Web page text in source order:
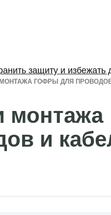
ГОФРЫ ДЛЯ
монтажа
и
защиту и